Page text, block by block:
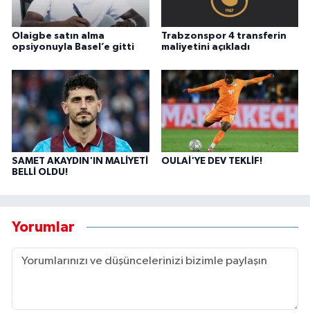
Olaigbe satın alma
opsiyonuyla Basel’e gitti
Trabzonspor 4 transferin
maliyetini açıkladı
SAMET AKAYDIN'IN MALİYETİ
BELLİ OLDU!
OULAİ'YE DEV TEKLİF!
Yorumlar